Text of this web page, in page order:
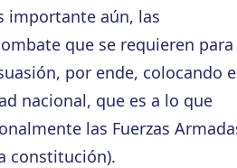
importante aún, las
que se requieren para
por ende, colocando
nacional, que es a lo que
las Fuerzas
constitución).